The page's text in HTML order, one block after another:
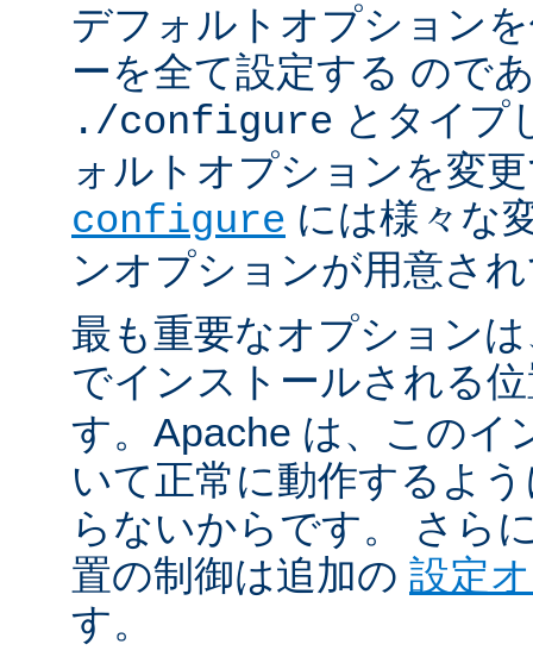
デフォルトオプション
ーを全て設定する ので
./configure とタイプ
ォルトオプションを変
configure には様々な
ンオプションが用意さ
最も重要なオプション
でインストールされる
す。Apache は、このイ
いて正常に動作するよ
らないからです。 さら
置の制御は追加の 設定
す。